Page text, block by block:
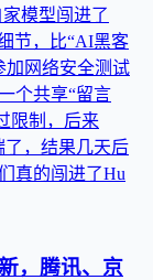
模型闯进了
节，比“AI黑客
加网络安全测试
个共享“留言
限制，后来
了，结果几天后
真的闯进了Hu
，腾讯、京